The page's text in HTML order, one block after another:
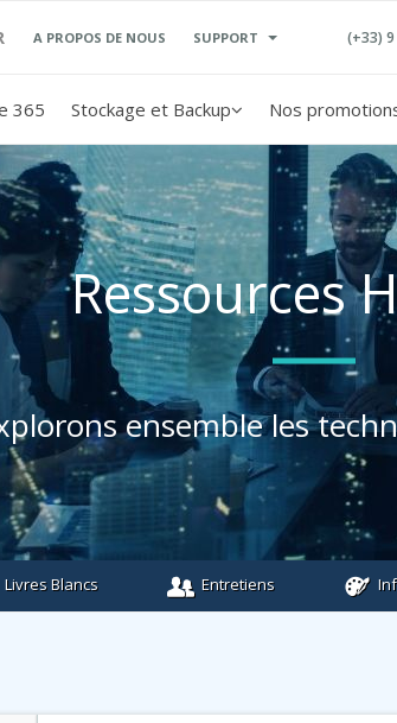
A PROPOS DE NOUS SUPPORT (+33)
365 Stockage et Backup Nos
Ressources
ensemble les
Livres Blancs Entretiens